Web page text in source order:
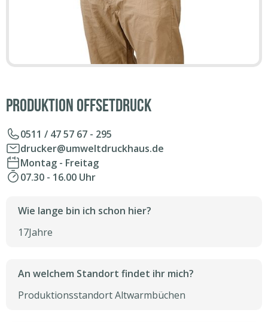
Produktion Offsetdruck
0511 / 47 57 67 - 295
drucker@umweltdruckhaus.de
Montag - Freitag
07.30 - 16.00 Uhr
Wie lange bin ich schon hier?
17Jahre
An welchem Standort findet ihr mich?
Produktionsstandort Altwarmbüchen